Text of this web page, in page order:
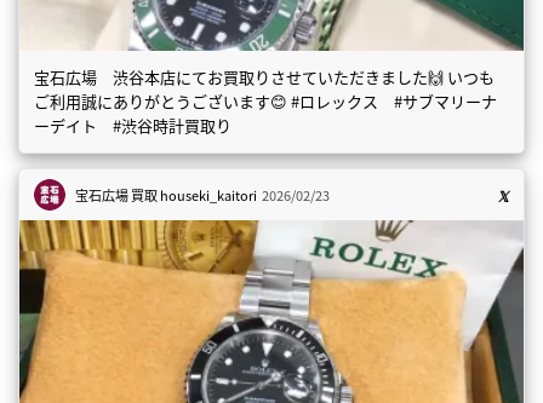
宝石広場 渋谷本店にてお買取りさせていただきました🙌 いつも
ご利用誠にありがとうございます😊 #ロレックス #サブマリーナ
ーデイト #渋谷時計買取り
宝石広場 買取houseki_kaitori 2026/02/23